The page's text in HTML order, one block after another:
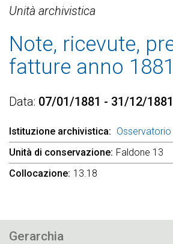
Unità archivistica
Note, ricevute,
fatture anno 1881
Data 07/01/1881 - 31/12/1881
Istituzione archivistica
Unità di conservazione Faldone 13
Collocazione 13.18
Gerarchia